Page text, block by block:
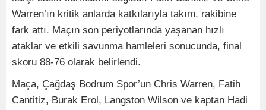
Warren’ın kritik anlarda katkılarıyla takım, rakibine
fark attı. Maçın son periyotlarında yaşanan hızlı
ataklar ve etkili savunma hamleleri sonucunda, final
skoru 88-76 olarak belirlendi.
Maça, Çağdaş Bodrum Spor’un Chris Warren, Fatih
Cantitiz, Burak Erol, Langston Wilson ve kaptan Hadi